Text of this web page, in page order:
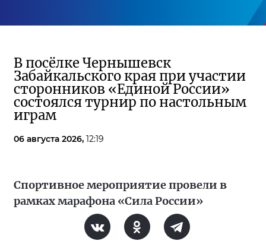
В посёлке Чернышевск
Забайкальского края при участии
сторонников «Единой России»
состоялся турнир по настольным
играм
06 августа 2026, 12:19
Спортивное мероприятие провели в
рамках марафона «Сила России»